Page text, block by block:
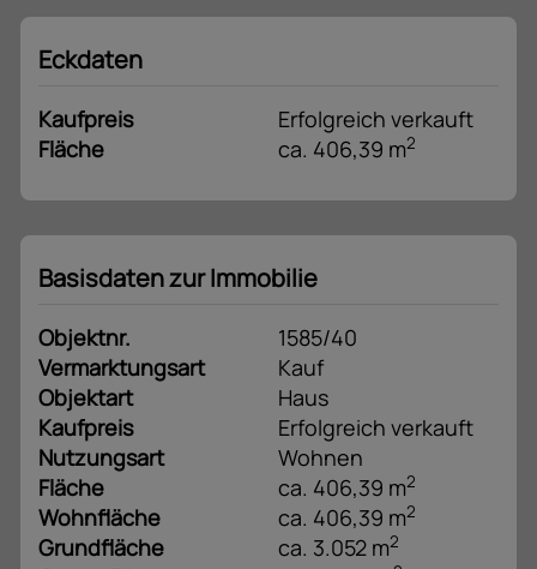
Eckdaten
Kaufpreis
Erfolgreich verkauft
Fläche
ca. 406,39 m2
Basisdaten zur Immobilie
Objektnr.
1585/40
Vermarktungsart
Kauf
Objektart
Haus
Kaufpreis
Erfolgreich verkauft
Nutzungsart
Wohnen
Fläche
ca. 406,39 m2
Wohnfläche ca. 406,39 m2
Grundfläche ca. 3.052 m2